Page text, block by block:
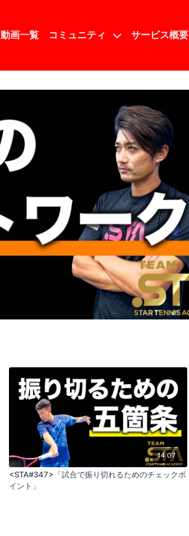
動画一覧 コミュニティ サービス概要
14:07
<STA#347>「試合で振り切れるためのチェックポ
イント」